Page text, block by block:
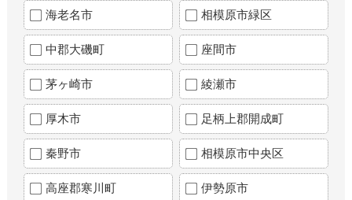
海老名市 相模原市緑区
中郡大磯町 座間市
茅ヶ崎市 綾瀬市
厚木市 足柄上郡開成町
秦野市 相模原市中央区
高座郡寒川町 伊勢原市